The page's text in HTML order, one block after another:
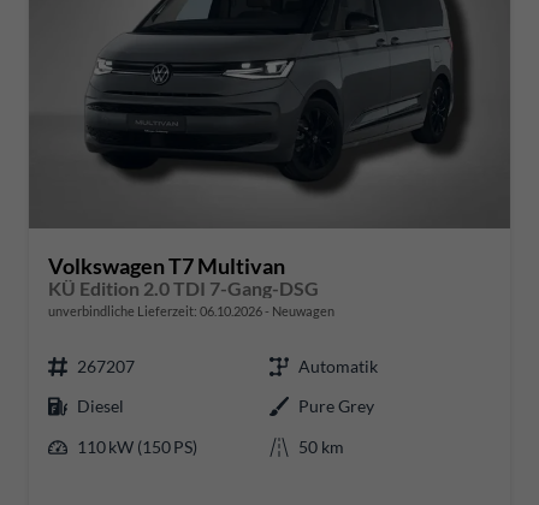
Volkswagen T7 Multivan
KÜ Edition 2.0 TDI 7-Gang-DSG
unverbindliche Lieferzeit: 06.10.2026 Neuwagen
267207
Automatik
Diesel
Pure Grey
110 kW (150 PS)
50 km